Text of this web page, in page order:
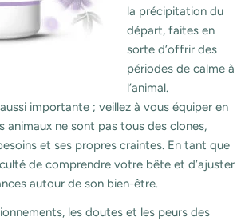
la précipitation du
départ, faites en
sorte d’offrir des
périodes de calme à
l’animal.
importante ; veillez à vous équiper en
animaux ne sont pas tous des clones,
et ses propres craintes. En tant que
de comprendre votre bête et d’ajuster
autour de son bien-être.
les doutes et les peurs des